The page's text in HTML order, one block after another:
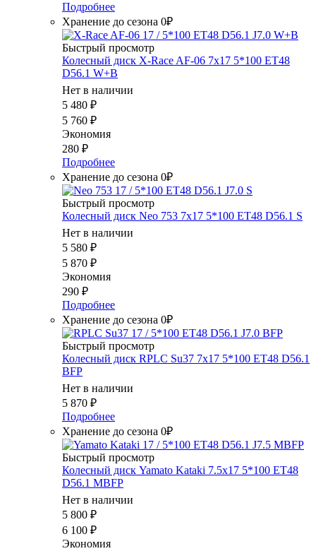
Подробнее
Хранение до сезона 0₽
Быстрый просмотр
Колесный диск X-Race AF-06 7x17 5*100 ET48
D56.1 W+B
Нет в наличии
5 480 ₽
5 760 ₽
Экономия
280 ₽
Подробнее
Хранение до сезона 0₽
Быстрый просмотр
Колесный диск Neo 753 7x17 5*100 ET48 D56.1 S
Нет в наличии
5 580 ₽
5 870 ₽
Экономия
290 ₽
Подробнее
Хранение до сезона 0₽
Быстрый просмотр
Колесный диск RPLC Su37 7x17 5*100 ET48 D56.1
BFP
Нет в наличии
5 870 ₽
Подробнее
Хранение до сезона 0₽
Быстрый просмотр
Колесный диск Yamato Kataki 7.5x17 5*100 ET48
D56.1 MBFP
Нет в наличии
5 800 ₽
6 100 ₽
Экономия